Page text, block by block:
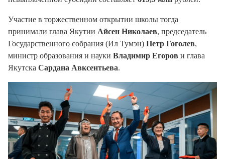
Участие в торжественном открытии школы тогда
принимали глава Якутии Айсен Николаев, председатель
Государственного собрания (Ил Тумэн) Петр Гоголев,
министр образования и науки Владимир Егоров и глава
Якутска Сардана Авксентьева.